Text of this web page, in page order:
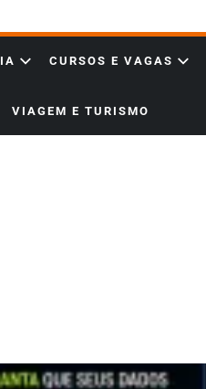
CURSOS E VAGAS
VIAGEM E TURISMO